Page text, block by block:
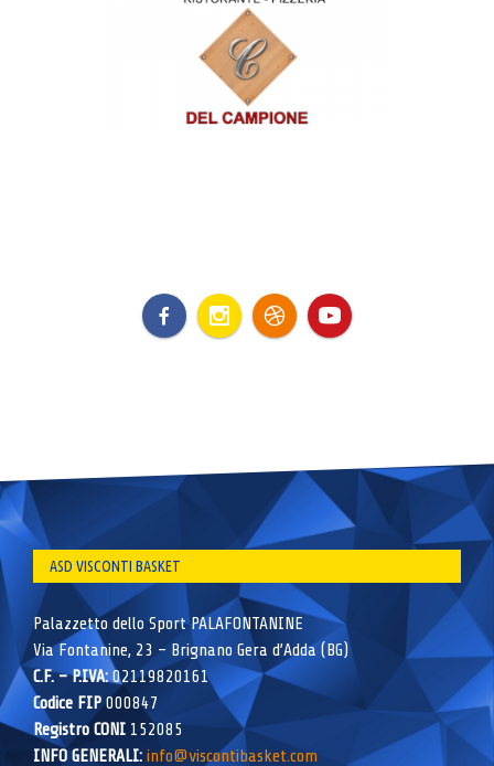
ASD VISCONTI BASKET
Palazzetto dello Sport PALAFONTANINE
Via Fontanine, 23 – Brignano Gera d’Adda (BG)
C.F. – P.IVA:02119820161
Codice FIP000847
Registro CONI 152085
INFO GENERALI: info@viscontibasket.com